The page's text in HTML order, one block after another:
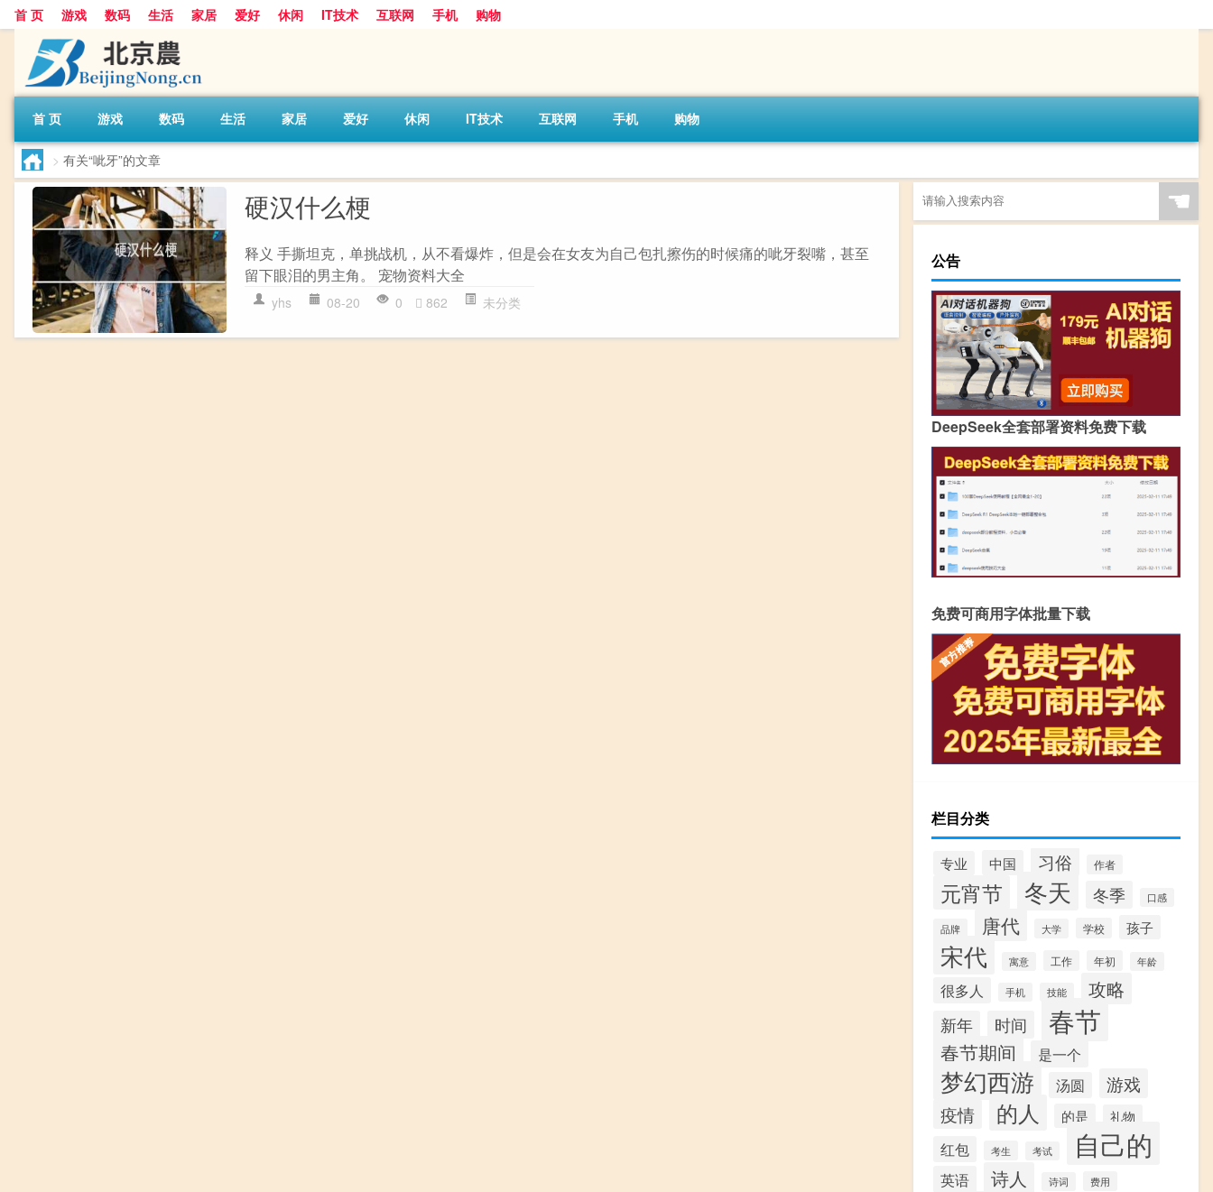
首 页 游戏 数码 生活 家居 爱好 休闲 IT技术 互联网 手机 购物
首 页 游戏 数码 生活 家居 爱好 休闲 IT技术 互联网 手机 购物
> 有关“呲牙”的文章
硬汉什么梗
释义 手撕坦克，单挑战机，从不看爆炸，但是会在女友为自己包扎擦伤的时候痛的呲牙裂嘴，甚至
留下眼泪的男主角。 宠物资料大全
yhs 08-20 0 862 未分类
☚
公告
DeepSeek全套部署资料免费下载
免费可商用字体批量下载
栏目分类
专业 中国 习俗 作者
元宵节 冬天 冬季 口感
品牌 唐代 大学 学校 孩子
宋代 寓意 工作 年初 年龄
很多人 手机 技能 攻略
新年 时间 春节
春节期间 是一个
梦幻西游 汤圆
游戏
疫情
的人 的是 礼物
红包 考生 考试 自己的
英语 诗人 诗词 费用